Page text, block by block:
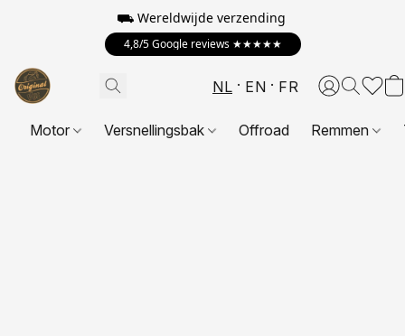
⛟ Wereldwijde verzending
4,8/5 Google reviews ★★★★★
NL EN FR
Motor Versnellingsbak Offroad Remmen